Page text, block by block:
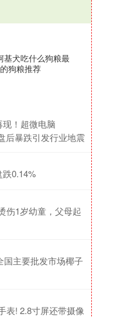
基犬吃什么狗粮最
狗粮推荐
！超微电脑
后暴跌引发行业地震
0.14%
伤1岁幼童，父母起
国主要批发市场椰子
表! 2.8寸屏还带摄像